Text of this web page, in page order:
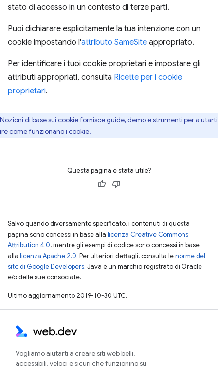
stato di accesso in un contesto di terze parti.
Puoi dichiarare esplicitamente la tua intenzione con un
cookie impostando l'attributo SameSite appropriato.
Per identificare i tuoi cookie proprietari e impostare gli
attributi appropriati, consulta Ricette per i cookie
proprietari.
Nozioni di base sui cookiefornisce guide, demo e strumenti per
come funzionano i cookie.
Questa pagina è stata utile?
Salvo quando diversamente specificato, i contenuti di questa
pagina sono concessi in base alla licenza Creative Commons
Attribution 4.0, mentre gli esempi di codice sono concessi in base
alla licenza Apache 2.0. Per ulteriori dettagli, consulta lenorme del
sito di Google Developers. Java è un marchio registrato di Oracle
e/o delle sue consociate.
Ultimo aggiornamento 2019-10-30 UTC.
Vogliamo aiutarti a creare siti web belli,
accessibili, veloci e sicuri che funzionino su